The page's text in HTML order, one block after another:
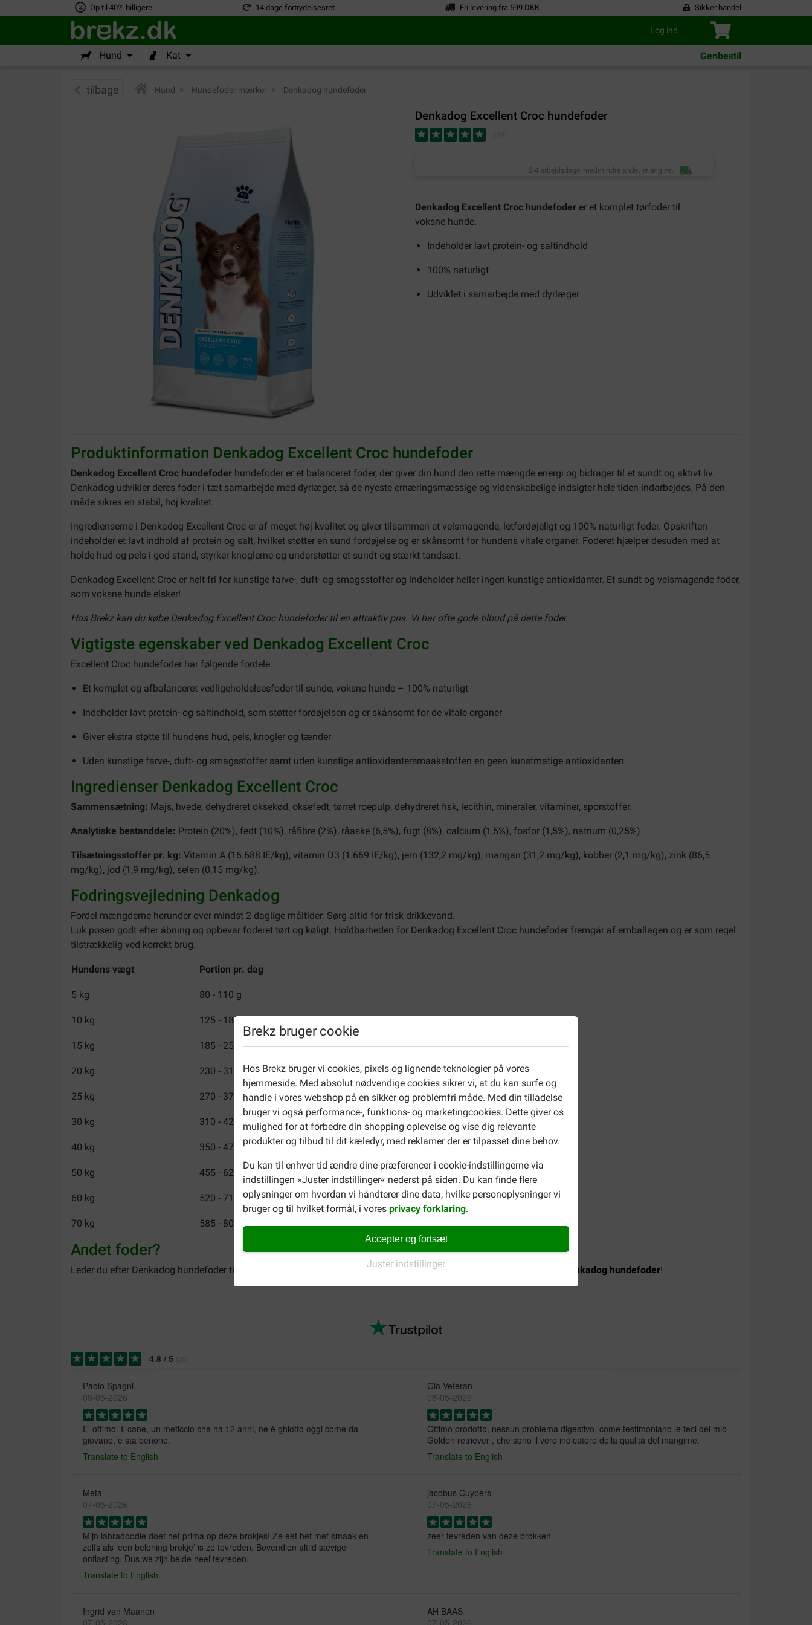
Op til 40% billigere 14 dage fortrydelsesret Fri levering fra 599 DKK Sikker handel
Log ind
Hund Kat Genbestil
Brekz bruger cookie
Hos Brekz bruger vi cookies, pixels og lignende teknologier på vores
hjemmeside. Med absolut nødvendige cookies sikrer vi, at du kan surfe og
handle i vores webshop på en sikker og problemfri måde. Med din tilladelse
bruger vi også performance-, funktions- og marketingcookies. Dette giver os
mulighed for at forbedre din shopping oplevelse og vise dig relevante
produkter og tilbud til dit kæledyr, med reklamer der er tilpasset dine behov.
Du kan til enhver tid ændre dine præferencer i cookie-indstillingerne via
indstillingen »Juster indstillinger« nederst på siden. Du kan finde flere
oplysninger om hvordan vi håndterer dine data, hvilke personoplysninger vi
bruger og til hvilket formål, i vores privacy forklaring.
Accepter og fortsæt
Juster indstillinger
tilbage Hund Hundefoder mærker Denkadog hundefoder
Denkadog Excellent Croc hundefoder
2-4 arbejdsdage, medmindre andet er angivet
Denkadog Excellent Croc hundefoder er et komplet tørfoder til
voksne hunde.
Indeholder lavt protein- og saltindhold
100% naturligt
Udviklet i samarbejde med dyrlæger
Produktinformation Denkadog Excellent Croc hundefoder
Denkadog Excellent Croc hundefoder hundefoder er et balanceret foder, der giver din hund den rette mængde energi og bidrager til et sundt og aktivt liv.
Denkadog udvikler deres foder i tæt samarbejde med dyrlæger, så de nyeste ernæringsmæssige og videnskabelige indsigter hele tiden indarbejdes. På den
måde sikres en stabil, høj kvalitet.
Ingredienserne i Denkadog Excellent Croc er af meget høj kvalitet og giver tilsammen et velsmagende, letfordøjeligt og 100% naturligt foder. Opskriften
indeholder et lavt indhold af protein og salt, hvilket støtter en sund fordøjelse og er skånsomt for hundens vitale organer. Foderet hjælper desuden med at
holde hud og pels i god stand, styrker knoglerne og understøtter et sundt og stærkt tandsæt.
Denkadog Excellent Croc er helt fri for kunstige farve-, duft- og smagsstoffer og indeholder heller ingen kunstige antioxidanter. Et sundt og velsmagende foder,
som voksne hunde elsker!
Hos Brekz kan du købe Denkadog Excellent Croc hundefoder til en attraktiv pris. Vi har ofte gode tilbud på dette foder.
Vigtigste egenskaber ved Denkadog Excellent Croc
Excellent Croc hundefoder har følgende fordele:
Et komplet og afbalanceret vedligeholdelsesfoder til sunde, voksne hunde – 100% naturligt
Indeholder lavt protein- og saltindhold, som støtter fordøjelsen og er skånsomt for de vitale organer
Giver ekstra støtte til hundens hud, pels, knogler og tænder
Uden kunstige farve-, duft- og smagsstoffer samt uden kunstige antioxidantersmaakstoffen en geen kunstmatige antioxidanten
Ingredienser Denkadog Excellent Croc
Sammensætning: Majs, hvede, dehydreret oksekød, oksefedt, tørret roepulp, dehydreret fisk, lecithin, mineraler, vitaminer, sporstoffer.
Analytiske bestanddele: Protein (20%), fedt (10%), råfibre (2%), råaske (6,5%), fugt (8%), calcium (1,5%), fosfor (1,5%), natrium (0,25%).
Tilsætningsstoffer pr. kg: Vitamin A (16.688 IE/kg), vitamin D3 (1.669 IE/kg), jern (132,2 mg/kg), mangan (31,2 mg/kg), kobber (2,1 mg/kg), zink (86,5
mg/kg), jod (1,9 mg/kg), selen (0,15 mg/kg).
Fodringsvejledning Denkadog
Fordel mængderne herunder over mindst 2 daglige måltider. Sørg altid for frisk drikkevand.
Luk posen godt efter åbning og opbevar foderet tørt og køligt. Holdbarheden for Denkadog Excellent Croc hundefoder fremgår af emballagen og er som regel
tilstrækkelig ved korrekt brug.
Hundens vægt Portion pr. dag
5 kg 80 - 110 g
10 kg 125 - 185 g
15 kg 185 - 255 g
20 kg 230 - 315 g
25 kg 270 - 370 g
30 kg 310 - 425 g
40 kg 350 - 475 g
50 kg 455 - 625 g
60 kg 520 - 715 g
70 kg 585 - 800 g
Andet foder?
Leder du efter Denkadog hundefoder til hvalpe eller seniorhunde i stedet for voksne hunde? Udforsk vores udvalg af Denkadog hundefoder!
4.8 / 5
Paolo Spagni
08-05-2026
E' ottimo. Il cane, un meticcio che ha 12 anni, ne è ghiotto oggi come da
giovane, e sta benone.
Translate to English
Gio Veteran
08-05-2026
Ottimo prodotto, nessun problema digestivo, come testimoniano le feci del mio
Golden retriever , che sono il vero indicatore della qualità del mangime.
Translate to English
Meta
07-05-2026
Mijn labradoodle doet het prima op deze brokjes! Ze eet het met smaak en
zelfs als ‘een beloning brokje’ is ze tevreden. Bovendien altijd stevige
ontlasting. Dus we zijn beide heel tevreden.
Translate to English
jacobus Cuypers
07-05-2026
zeer tevreden van deze brokken
Translate to English
Ingrid van Maanen
AH BAAS